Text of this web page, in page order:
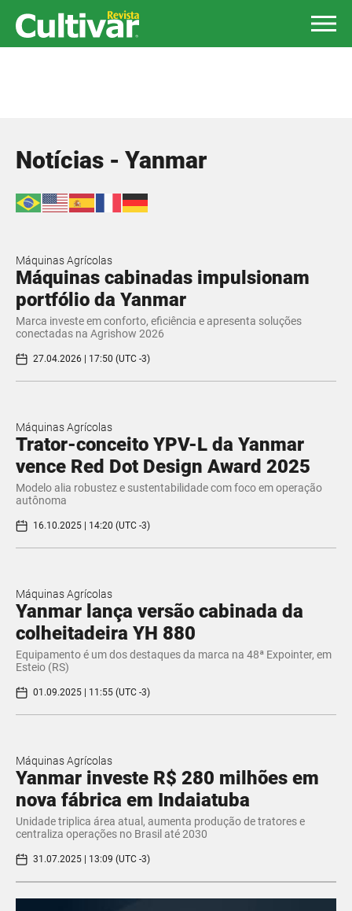
Notícias - Yanmar
Máquinas Agrícolas
Máquinas cabinadas impulsionam
portfólio da Yanmar
Marca investe em conforto, eficiência e apresenta soluções
conectadas na Agrishow 2026
27.04.2026 | 17:50 (UTC -3)
Máquinas Agrícolas
Trator-conceito YPV-L da Yanmar
vence Red Dot Design Award 2025
Modelo alia robustez e sustentabilidade com foco em operação
autônoma
16.10.2025 | 14:20 (UTC -3)
Máquinas Agrícolas
Yanmar lança versão cabinada da
colheitadeira YH 880
Equipamento é um dos destaques da marca na 48ª Expointer, em
Esteio (RS)
01.09.2025 | 11:55 (UTC -3)
Máquinas Agrícolas
Yanmar investe R$ 280 milhões em
nova fábrica em Indaiatuba
Unidade triplica área atual, aumenta produção de tratores e
centraliza operações no Brasil até 2030
31.07.2025 | 13:09 (UTC -3)